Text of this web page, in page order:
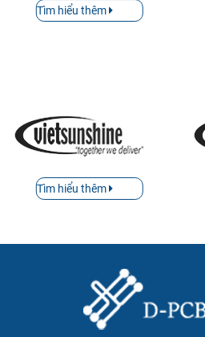
Tìm hiểu thêm
Tìm hiểu thêm